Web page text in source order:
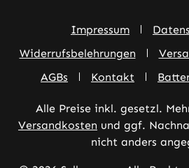
Impressum
Widerrufsbelehrungen
AGBs
Kontakt
Alle Preise inkl. gesetzl.
Versandkosten und ggf.
nicht anders